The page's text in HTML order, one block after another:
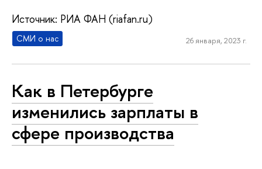
Источник: РИА ФАН (riafan.ru)
СМИ о нас 26 января, 2023 г.
Как в Петербурге
изменились зарплаты в
сфере производства